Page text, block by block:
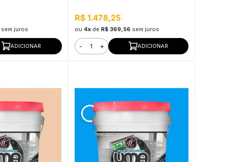
sem juros
ADICIONAR
R$ 1.478,25
ou 4xde R$ 369,56 sem juros
- + ADICIONAR